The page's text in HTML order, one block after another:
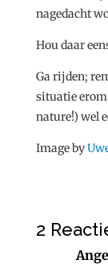
nagedacht
Hou daar
Ga rijden;
situatie erom
nature!) wel
Image by
2